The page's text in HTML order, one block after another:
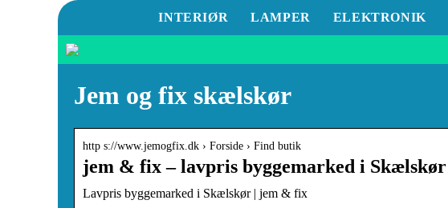
INTERIØR LAMPER ELEKTRONIK
Jem og fix skælskør
http s://www.jemogfix.dk › Forside › Find butik
jem & fix – lavpris byggemarked i Skælskør
Lavpris byggemarked i Skælskør | jem & fix